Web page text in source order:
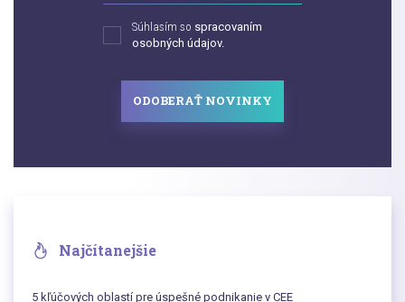
Súhlasím so spracovaním
osobných údajov.
ODOBERAŤ NOVINKY
Najčítanejšie
5 kľúčových oblastí pre úspešné podnikanie v CEE